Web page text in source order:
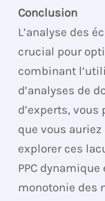
Conclusion
L’analyse des
crucial pour
combinant
d’analyses de
d’experts,
que vous
explorer ces
PPC
monotonie des